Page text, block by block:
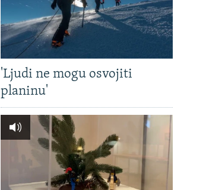
'Ljudi ne mogu osvojiti
planinu'